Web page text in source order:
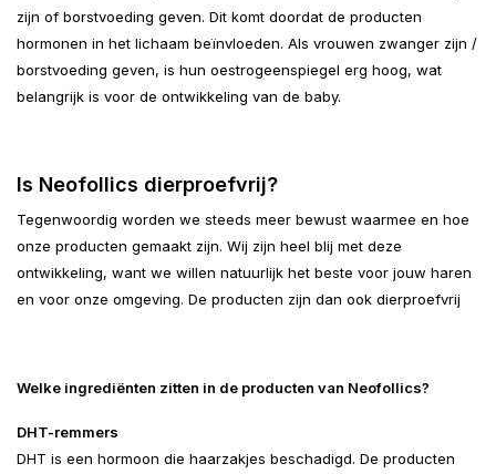
zijn of borstvoeding geven. Dit komt doordat de producten
hormonen in het lichaam beïnvloeden. Als vrouwen zwanger zijn /
borstvoeding geven, is hun oestrogeenspiegel erg hoog, wat
belangrijk is voor de ontwikkeling van de baby.
Is Neofollics dierproefvrij?
Tegenwoordig worden we steeds meer bewust waarmee en hoe
onze producten gemaakt zijn. Wij zijn heel blij met deze
ontwikkeling, want we willen natuurlijk het beste voor jouw haren
en voor onze omgeving. De producten zijn dan ook dierproefvrij
Welke ingrediënten zitten in de producten van Neofollics?
DHT-remmers
DHT is een hormoon die haarzakjes beschadigd. De producten